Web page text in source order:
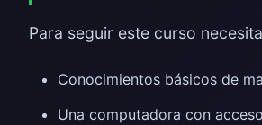
Para seguir este curso
Conocimientos básicos de
Una computadora con